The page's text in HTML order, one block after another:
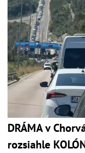
DRÁMA v
rozsiahle